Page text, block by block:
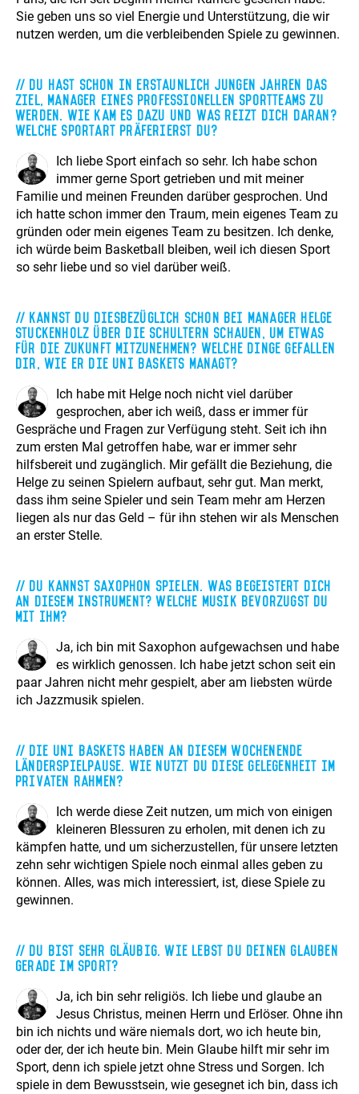
Sie geben uns so viel Energie und Unterstützung, die wir
nutzen werden, um die verbleibenden Spiele zu gewinnen.
Du hast schon in erstaunlich jungen Jahren das
Ziel, Manager eines professionellen Sportteams zu
werden. Wie kam es dazu und was reizt dich daran?
Welche Sportart präferierst du?
Ich liebe Sport einfach so sehr. Ich habe schon
immer gerne Sport getrieben und mit meiner
Familie und meinen Freunden darüber gesprochen. Und
ich hatte schon immer den Traum, mein eigenes Team zu
gründen oder mein eigenes Team zu besitzen. Ich denke,
ich würde beim Basketball bleiben, weil ich diesen Sport
so sehr liebe und so viel darüber weiß.
Kannst du diesbezüglich schon bei Manager Helge
Stuckenholz über die Schultern schauen, um etwas
für die Zukunft mitzunehmen? Welche Dinge gefallen
dir, wie er die Uni Baskets managt?
Ich habe mit Helge noch nicht viel darüber
gesprochen, aber ich weiß, dass er immer für
Gespräche und Fragen zur Verfügung steht. Seit ich ihn
zum ersten Mal getroffen habe, war er immer sehr
hilfsbereit und zugänglich. Mir gefällt die Beziehung, die
Helge zu seinen Spielern aufbaut, sehr gut. Man merkt,
dass ihm seine Spieler und sein Team mehr am Herzen
liegen als nur das Geld – für ihn stehen wir als Menschen
an erster Stelle.
Du kannst Saxophon spielen. Was begeistert dich
an diesem Instrument? Welche Musik bevorzugst du
mit ihm?
Ja, ich bin mit Saxophon aufgewachsen und habe
es wirklich genossen. Ich habe jetzt schon seit ein
paar Jahren nicht mehr gespielt, aber am liebsten würde
ich Jazzmusik spielen.
Die Uni Baskets haben an diesem Wochenende
Länderspielpause. Wie nutzt du diese Gelegenheit im
privaten Rahmen?
Ich werde diese Zeit nutzen, um mich von einigen
kleineren Blessuren zu erholen, mit denen ich zu
kämpfen hatte, und um sicherzustellen, für unsere letzten
zehn sehr wichtigen Spiele noch einmal alles geben zu
können. Alles, was mich interessiert, ist, diese Spiele zu
gewinnen.
Du bist sehr gläubig. Wie lebst du deinen Glauben
gerade im Sport?
Ja, ich bin sehr religiös. Ich liebe und glaube an
Jesus Christus, meinen Herrn und Erlöser. Ohne ihn
bin ich nichts und wäre niemals dort, wo ich heute bin,
oder der, der ich heute bin. Mein Glaube hilft mir sehr im
Sport, denn ich spiele jetzt ohne Stress und Sorgen. Ich
spiele in dem Bewusstsein, wie gesegnet ich bin, dass ich